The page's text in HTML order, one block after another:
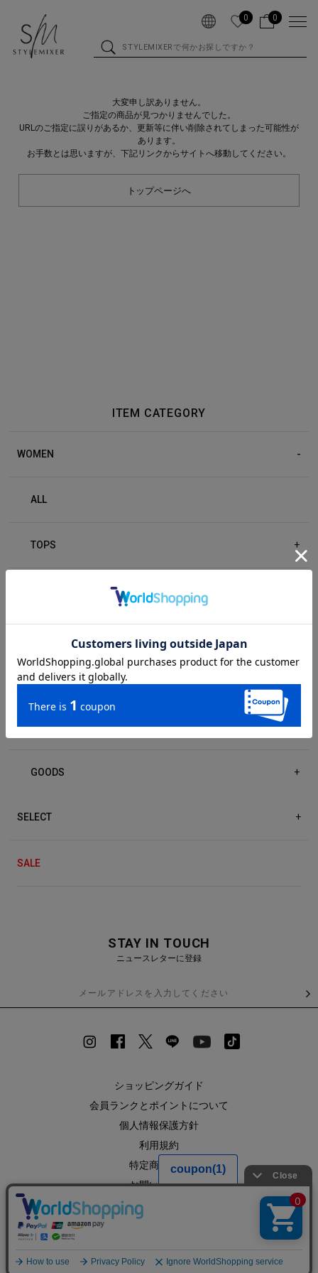
0 0
大変申し訳ありません。
ご指定の商品が見つかりませんでした。
URLのご指定に誤りがあるか、更新等に伴い削除されてしまった可能性が
あります。
お手数とは思いますが、下記リンクからサイトへ移動してください。
トップページへ
ITEM CATEGORY
WOMEN
ALL
TOPS +
DRESS/ONE-PIECE
ACCESSORIES +
GOODS +
SELECT +
SALE
STAY IN TOUCH
ニュースレターに登録
ショッピングガイド
会員ランクとポイントについて
個人情報保護方針
利用規約
特定商取引法
お問い合わせ
企業情報